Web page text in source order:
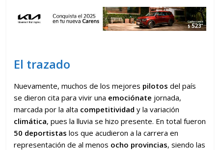
El trazado
Nuevamente, muchos de los mejores pilotos del país
se dieron cita para vivir una emociónate jornada,
marcada por la alta competitividad y la variación
climática, pues la lluvia se hizo presente. En total fueron
50 deportistas los que acudieron a la carrera en
representación de al menos ocho provincias, siendo las